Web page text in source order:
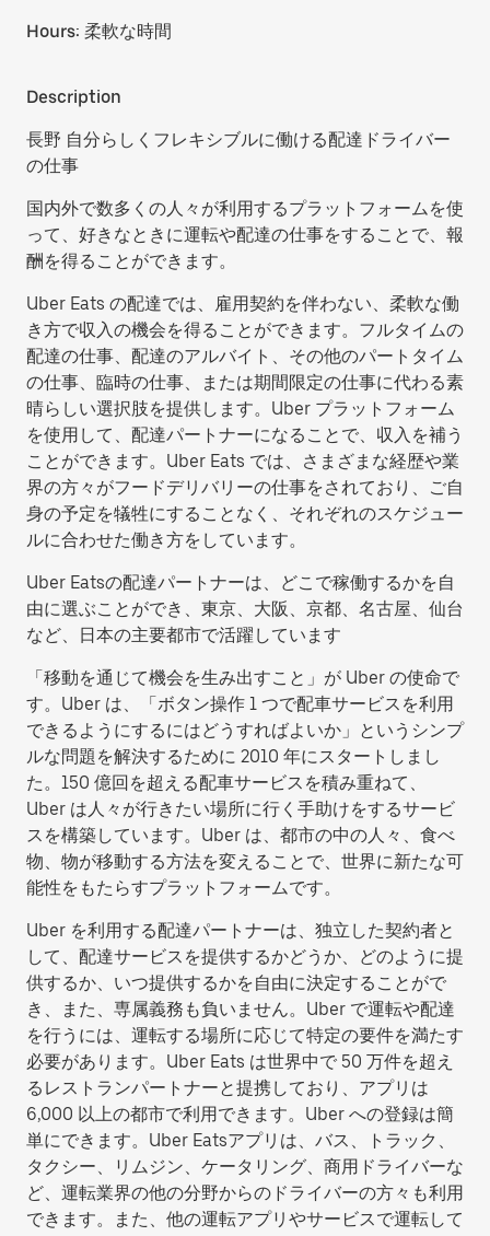
Hours: 柔軟な時間
Description
長野 自分らしくフレキシブルに働ける配達ドライバー
の仕事
国内外で数多くの人々が利用するプラットフォームを使
って、好きなときに運転や配達の仕事をすることで、報
酬を得ることができます。
Uber Eats の配達では、雇用契約を伴わない、柔軟な働
き方で収入の機会を得ることができます。フルタイムの
配達の仕事、配達のアルバイト、その他のパートタイム
の仕事、臨時の仕事、または期間限定の仕事に代わる素
晴らしい選択肢を提供します。Uber プラットフォーム
を使用して、配達パートナーになることで、収入を補う
ことができます。Uber Eats では、さまざまな経歴や業
界の方々がフードデリバリーの仕事をされており、ご自
身の予定を犠牲にすることなく、それぞれのスケジュー
ルに合わせた働き方をしています。
Uber Eatsの配達パートナーは、どこで稼働するかを自
由に選ぶことができ、東京、大阪、京都、名古屋、仙台
など、日本の主要都市で活躍しています
「移動を通じて機会を生み出すこと」が Uber の使命で
す。Uber は、「ボタン操作 1 つで配車サービスを利用
できるようにするにはどうすればよいか」というシンプ
ルな問題を解決するために 2010 年にスタートしまし
た。150 億回を超える配車サービスを積み重ねて、
Uber は人々が行きたい場所に行く手助けをするサービ
スを構築しています。Uber は、都市の中の人々、食べ
物、物が移動する方法を変えることで、世界に新たな可
能性をもたらすプラットフォームです。
Uber を利用する配達パートナーは、独立した契約者と
して、配達サービスを提供するかどうか、どのように提
供するか、いつ提供するかを自由に決定することがで
き、また、専属義務も負いません。Uber で運転や配達
を行うには、運転する場所に応じて特定の要件を満たす
必要があります。Uber Eats は世界中で 50 万件を超え
るレストランパートナーと提携しており、アプリは
6,000 以上の都市で利用できます。Uber への登録は簡
単にできます。Uber Eatsアプリは、バス、トラック、
タクシー、リムジン、ケータリング、商用ドライバーな
ど、運転業界の他の分野からのドライバーの方々も利用
できます。また、他の運転アプリやサービスで運転して